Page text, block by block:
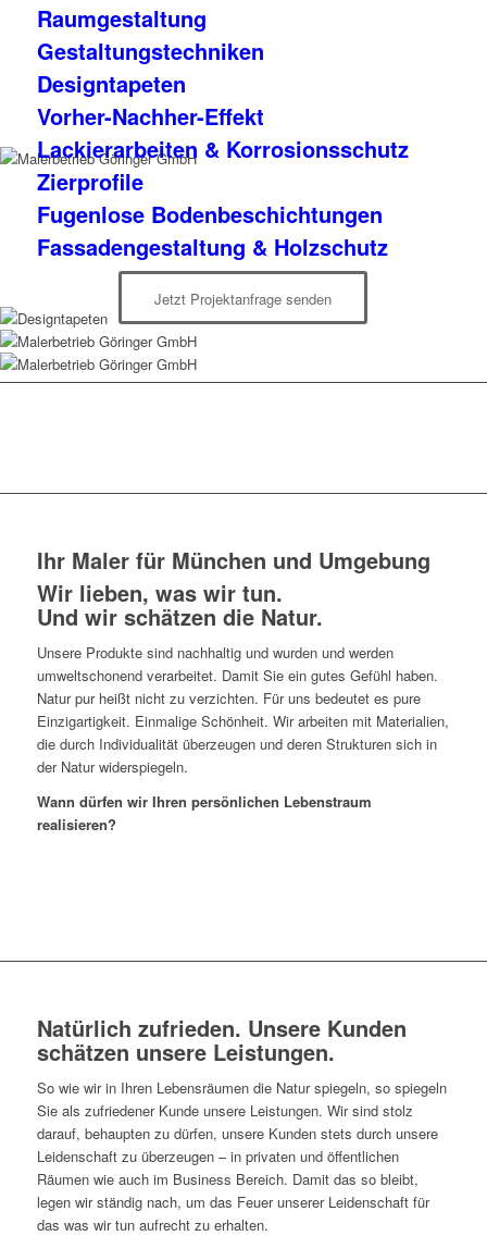
Raumgestaltung
Gestaltungstechniken
Designtapeten
Vorher-Nachher-Effekt
Lackierarbeiten & Korrosionsschutz
Zierprofile
Fugenlose Bodenbeschichtungen
Fassadengestaltung & Holzschutz
Jetzt Projektanfrage senden
Ihr Maler für München und Umgebung
Wir lieben, was wir tun.
Und wir schätzen die Natur.
Unsere Produkte sind nachhaltig und wurden und werden
umweltschonend verarbeitet. Damit Sie ein gutes Gefühl haben.
Natur pur heißt nicht zu verzichten. Für uns bedeutet es pure
Einzigartigkeit. Einmalige Schönheit. Wir arbeiten mit Materialien,
die durch Individualität überzeugen und deren Strukturen sich in
der Natur widerspiegeln.
Wann dürfen wir Ihren persönlichen Lebenstraum
realisieren?
Natürlich zufrieden. Unsere Kunden
schätzen unsere Leistungen.
So wie wir in Ihren Lebensräumen die Natur spiegeln, so spiegeln
Sie als zufriedener Kunde unsere Leistungen. Wir sind stolz
darauf, behaupten zu dürfen, unsere Kunden stets durch unsere
Leidenschaft zu überzeugen – in privaten und öffentlichen
Räumen wie auch im Business Bereich. Damit das so bleibt,
legen wir ständig nach, um das Feuer unserer Leidenschaft für
das was wir tun aufrecht zu erhalten.